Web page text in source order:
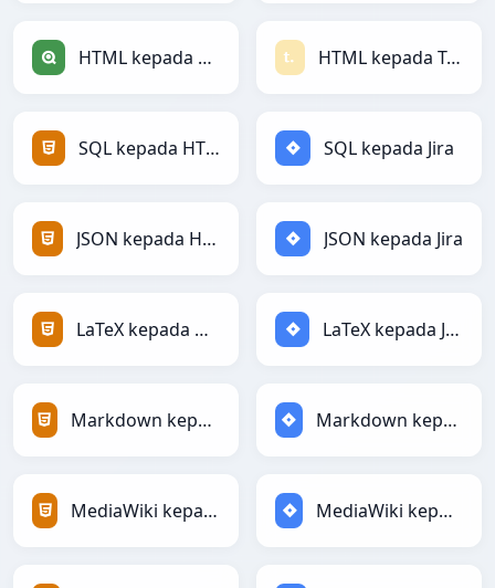
HTML kepada Qlik HTML kepada Textile
SQL kepada HTML SQL kepada Jira
JSON kepada HTML JSON kepada Jira
LaTeX kepada HTML LaTeX kepada Jira
Markdown kepada HTML Markdown kepada Jira
MediaWiki kepada HTML MediaWiki kepada Jira